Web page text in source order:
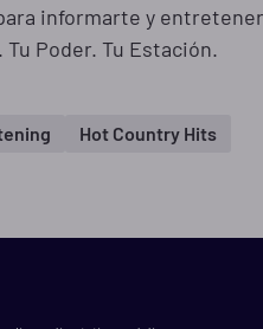
informarte y
Tu Poder. Tu Estación.
Hot Country Hits